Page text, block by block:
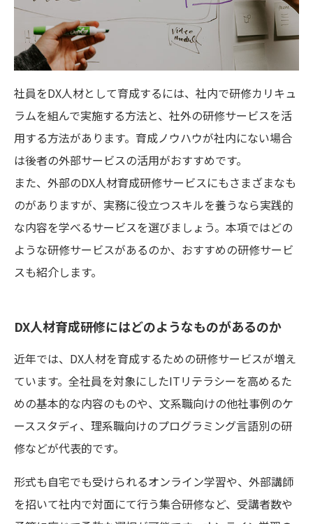
社員をDX人材として育成するには、社内で研修カリキュ
ラムを組んで実施する方法と、社外の研修サービスを活
用する方法があります。育成ノウハウが社内にない場合
は後者の外部サービスの活用がおすすめです。
また、外部のDX人材育成研修サービスにもさまざまなも
のがありますが、実務に役立つスキルを養うなら実践的
な内容を学べるサービスを選びましょう。本項ではどの
ような研修サービスがあるのか、おすすめの研修サービ
スも紹介します。
DX人材育成研修にはどのようなものがあるのか
近年では、DX人材を育成するための研修サービスが増え
ています。全社員を対象にしたITリテラシーを高めるた
めの基本的な内容のものや、文系職向けの他社事例のケ
ーススタディ、理系職向けのプログラミング言語別の研
修などが代表的です。
形式も自宅でも受けられるオンライン学習や、外部講師
を招いて社内で対面にて行う集合研修など、受講者数や